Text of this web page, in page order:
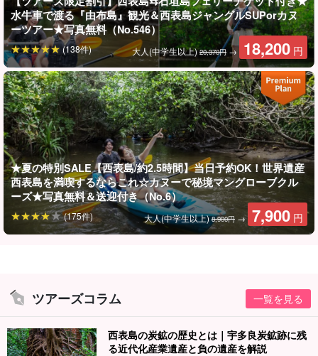
『ピナイサーラの滝』は沖縄県の中で最も落差の大きい滝です。
落差54ｍもあるため迫力のある絶景ポイントとなっています☆
ピナイサーラの名前の由来は、『ピナイ＝髭』『サーラ＝下がっ
ている』という意味です。ピナイサーラが龍の髭のように垂れ下
がっていることから名前が付けられました。
ベテランガイドが完全サポート
水牛車で渡る『由布島』観光＆西表島ジャングルSUPorカヌ
ーツアー★写真無料（No.546）
大人(中学生以上)20,370円 → 18,200 円
(138件)
★夏の特別SALE【西表島/約2.5時間】当日予約OK！世界遺産
西表島を満喫するならこれ☆カヌーで秘境マングローブクル
ーズ★写真無料＆送迎付き（No.6）
大人(中学生以上)8,900円 → 7,900 円
(175件)
ツアーズコラム 一覧を見る
西表島の炭鉱の歴史とは｜宇多良炭鉱跡に残
る近代化産業遺産と負の遺産を解説